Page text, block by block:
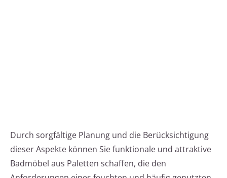
Durch sorgfältige Planung und die Berücksichtigung
dieser Aspekte können Sie funktionale und attraktive
Badmöbel aus Paletten schaffen, die den